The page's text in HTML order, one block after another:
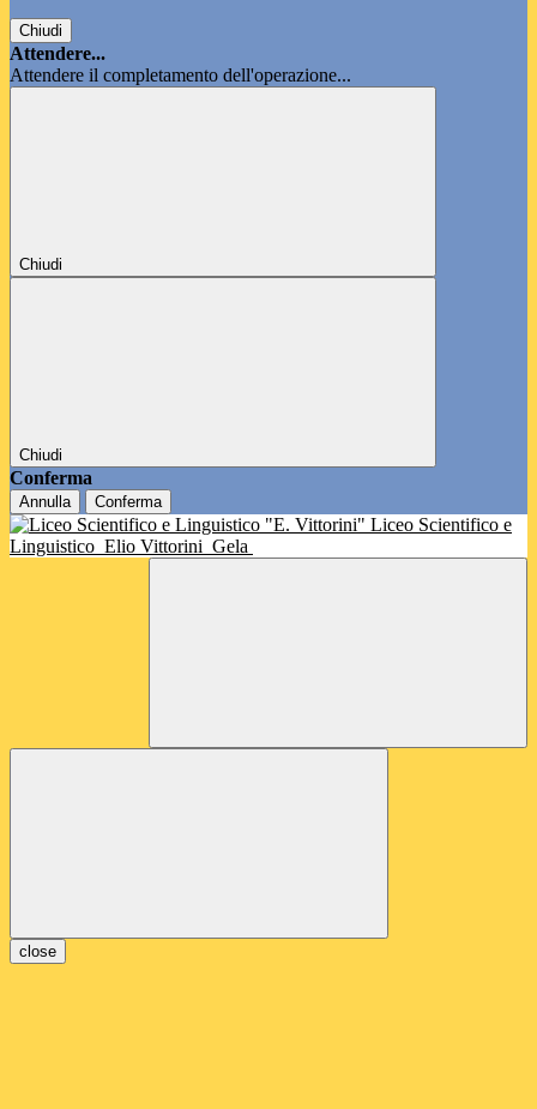
Chiudi
Attendere...
Attendere il completamento dell'operazione...
Chiudi
Chiudi
Conferma
Annulla Conferma
Liceo Scientifico e
Linguistico Elio Vittorini Gela
close